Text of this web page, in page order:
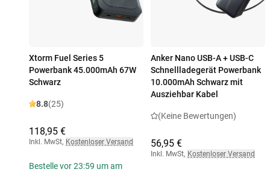
Xtorm Fuel Series 5
Powerbank 45.000mAh 67W
Schwarz
8.8(25)
118,95 €
Inkl. MwSt, Kostenloser Versand
Bestelle vor 23:59 um am
Anker Nano USB-A + USB-C
Schnellladegerät Powerbank
10.000mAh Schwarz mit
Ausziehbar Kabel
(Keine Bewertungen)
56,95 €
Inkl. MwSt, Kostenloser Versand